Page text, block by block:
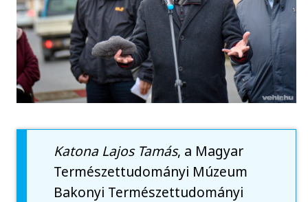
Katona Lajos Tamás, a Magyar
Természettudományi Múzeum
Bakonyi Természettudományi